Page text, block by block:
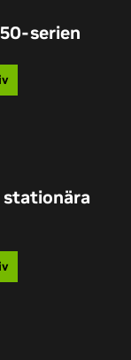
serien
stationära